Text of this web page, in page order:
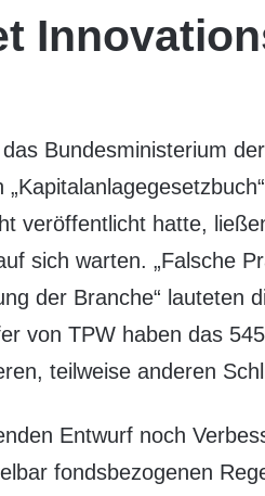
Bundesministerium
veröffentlicht hatte,
sich warten. „Falsche
der Branche“ lauteten
von TPW haben das
teilweise anderen
Entwurf noch
fondsbezogenen